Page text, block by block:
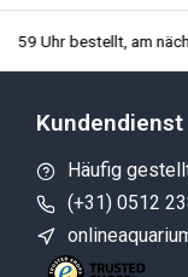
Uhr bestellt, am
Kundendienst
Häufig
(+31) 0512